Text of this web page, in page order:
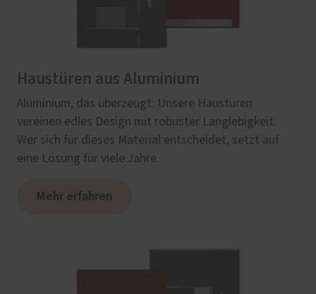
Haustüren aus Aluminium
Aluminium, das überzeugt: Unsere Haustüren
vereinen edles Design mit robuster Langlebigkeit.
Wer sich für dieses Material entscheidet, setzt auf
eine Lösung für viele Jahre.
Mehr erfahren